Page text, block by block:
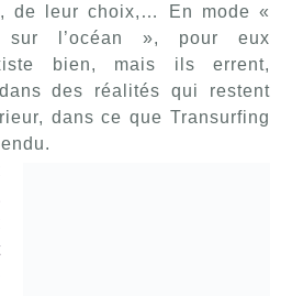
de leur choix,… En mode «
l’océan », pour eux
bien, mais ils errent,
des réalités qui restent
dans ce que Transurfing